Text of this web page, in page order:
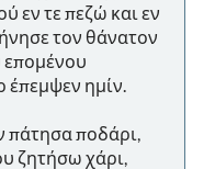
εν τε πεζώ και εν
τον θάνατον
επομένου
έπεμψεν ημίν.
πάτησα ποδάρι,
ζητήσω χάρι,